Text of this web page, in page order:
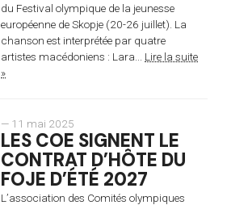
du Festival olympique de la jeunesse
européenne de Skopje (20-26 juillet). La
chanson est interprétée par quatre
artistes macédoniens : Lara... Lire la suite
»
— 11 mai 2025
LES COE SIGNENT LE
CONTRAT D’HÔTE DU
FOJE D’ÉTÉ 2027
L’association des Comités olympiques